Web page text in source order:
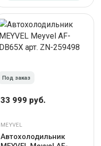
Под заказ
33 999 руб.
MEYVEL
Автохолодильник